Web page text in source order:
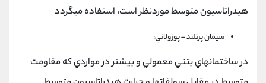
هيدراتاسيون متوسط موردنظر است، استفاده ميگردد
سيمان پرتلند – پوزولاني:
در ساختمانهاي بتني معمولي و بيشتر در مواردي كه مقاومت